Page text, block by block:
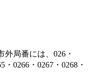
局番には、026・
・0266・0267・0268・